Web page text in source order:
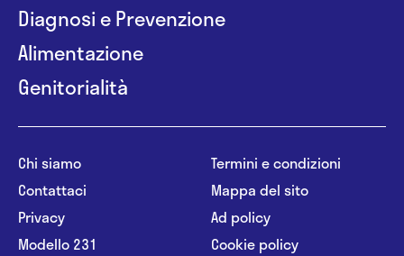
Diagnosi e Prevenzione
Alimentazione
Genitorialità
Chi siamo
Contattaci
Privacy
Modello 231
Termini e condizioni
Mappa del sito
Ad policy
Cookie policy